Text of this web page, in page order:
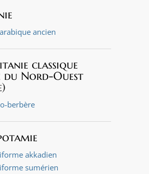
ancien
classique
du Nord-Ouest
berbère
akkadien
sumérien